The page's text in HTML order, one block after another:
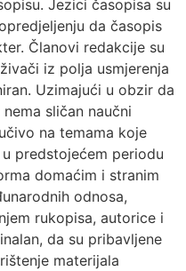
Jezici časopisa su
da časopis
Članovi redakcije su
iz polja usmjerenja
Uzimajući u obzir da
sličan naučni
na temama koje
predstojećem periodu
domaćim i stranim
odnosa,
rukopisa, autorice i
da su pribavljene
materijala